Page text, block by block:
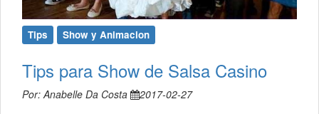
Tips Show y Animacion
Tips para Show de Salsa Casino
Por: Anabelle Da Costa
2017-02-27